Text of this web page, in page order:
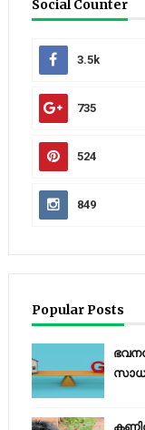
Social Counter
3.5k
735
524
849
Popular Posts